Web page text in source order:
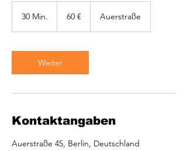
30 Min.
i
n
.
60 € Auerstraße
Weiter
Kontaktangaben
Auerstraße 45, Berlin, Deutschland